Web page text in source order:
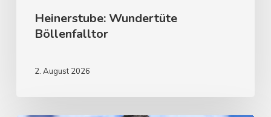
Heinerstube: Wundertüte
Böllenfalltor
2. August 2026